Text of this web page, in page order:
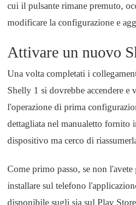
cui il pulsante rimane premuto,
modificare la configurazione e
Attivare un nuovo
Una volta completati i
Shelly 1 si dovrebbe accendere e
l'operazione di prima
dettagliata nel manualetto fornito
dispositivo ma cerco di
Come primo passo, se non l'avete
installare sul telefono
disponibile sugli sia sul Play